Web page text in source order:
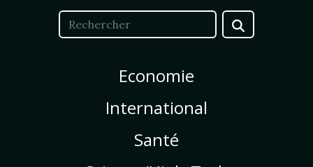
Economie
International
Santé